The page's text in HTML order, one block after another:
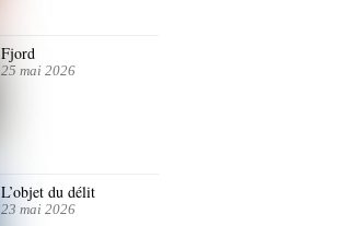
Fjord
25 mai 2026
L’objet du délit
23 mai 2026